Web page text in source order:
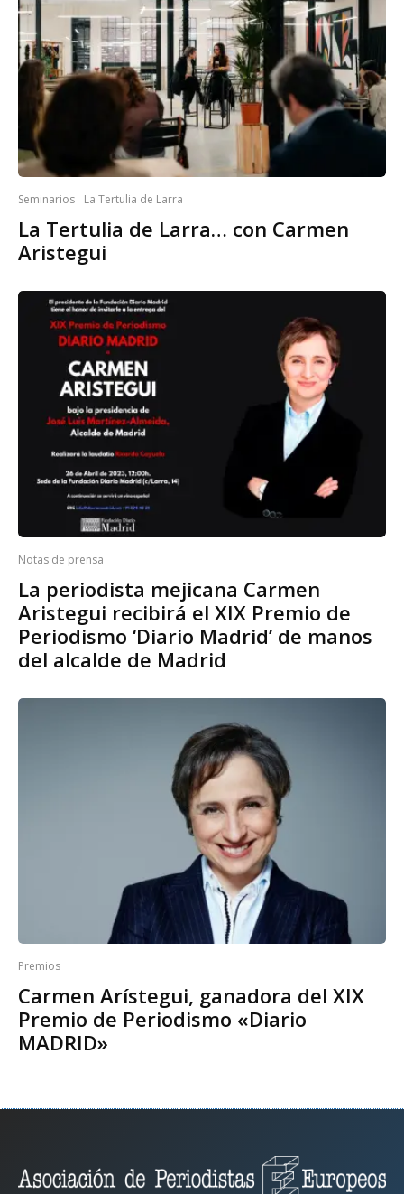
Seminarios La Tertulia de Larra
La Tertulia de Larra… con Carmen
Aristegui
Notas de prensa
La periodista mejicana Carmen
Aristegui recibirá el XIX Premio de
Periodismo ‘Diario Madrid’ de manos
del alcalde de Madrid
Premios
Carmen Arístegui, ganadora del XIX
Premio de Periodismo «Diario
MADRID»